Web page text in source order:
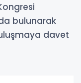
bulunarak
davet